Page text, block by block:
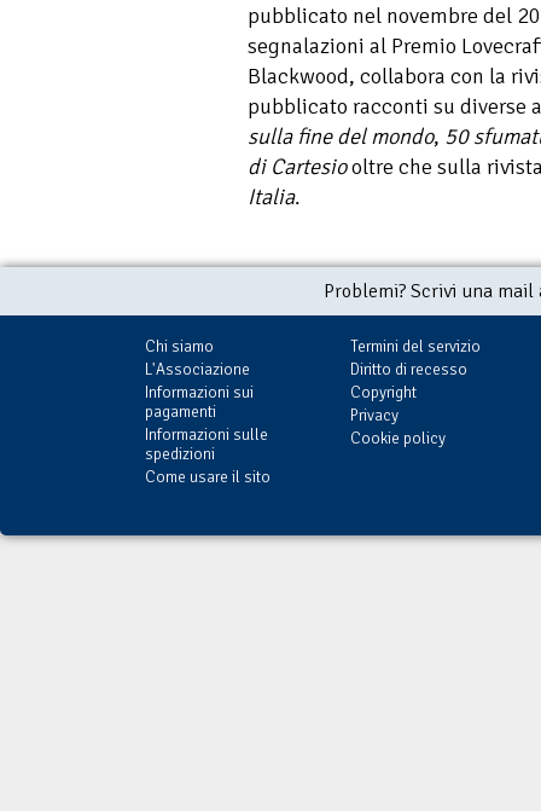
pubblicato nel novembre del
segnalazioni al Premio
Blackwood, collabora con la
pubblicato racconti su diverse
sulla fine del mondo, 50
di Cartesiooltre che sulla
Italia.
Problemi? Scrivi una
Chi siamo
L'Associazione
Informazioni sui
pagamenti
Informazioni sulle
spedizioni
Come usare il sito
Termini del servizio
Diritto di recesso
Copyright
Privacy
Cookie policy